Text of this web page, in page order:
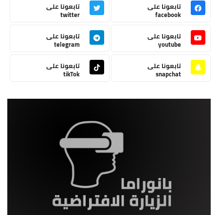
تابعونا على
facebook
تابعونا على
twitter
تابعونا على
youtube
تابعونا على
telegram
تابعونا على
snapchat
تابعونا على
tikTok